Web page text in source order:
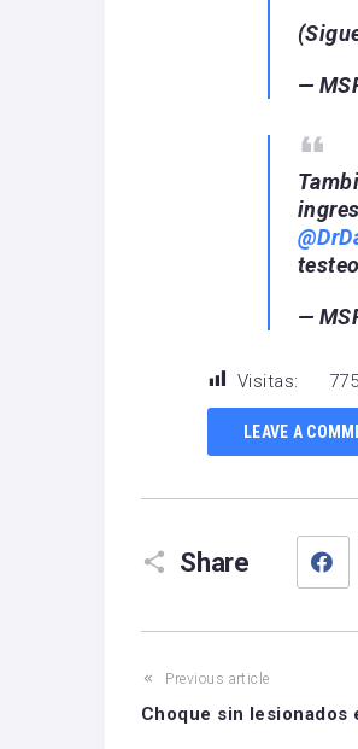
—
—
Visitas: 775
LEAVE A
Share
Previous article
Choque sin lesionados